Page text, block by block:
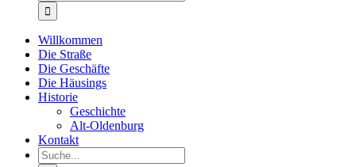
Willkommen
Die Straße
Die Geschäfte
Die Häusings
Historie
Geschichte
Alt-Oldenburg
Kontakt